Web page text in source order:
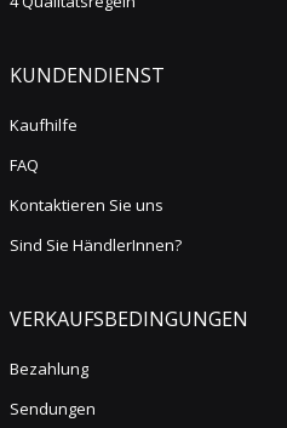
KUNDENDIENST
Kaufhilfe
FAQ
Kontaktieren Sie uns
Sind Sie HändlerInnen?
VERKAUFSBEDINGUNGEN
Bezahlung
Sendungen